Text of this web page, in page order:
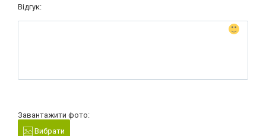
Відгук:
Завантажити фото:
Вибрати